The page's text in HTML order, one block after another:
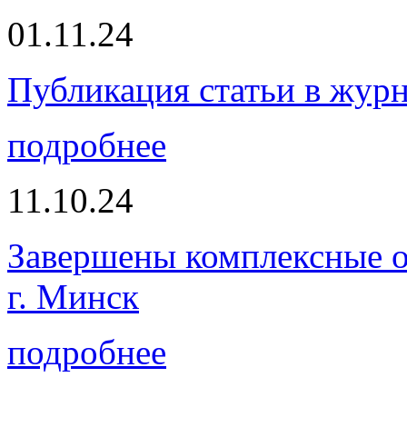
01.11.24
Публикация статьи в
подробнее
11.10.24
Завершены комплексные
г. Минск
подробнее